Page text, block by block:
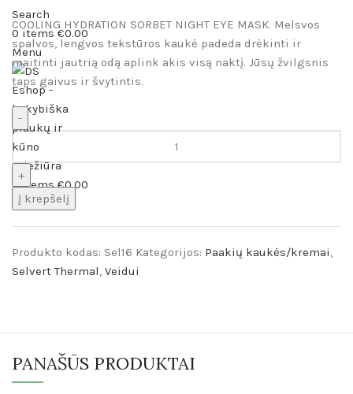
Search
0items €0.00
Menu
0items €0.00
COOLING HYDRATION SORBET NIGHT EYE MASK. Melsvos
spalvos, lengvos tekstūros kaukė padeda drėkinti ir
maitinti jautrią odą aplink akis visą naktį. Jūsų žvilgsnis
taps gaivus ir švytintis.
Į krepšelį
Produkto kodas: Sel16 Kategorijos: Paakių kaukės/kremai,
Selvert Thermal, Veidui
PANAŠŪS PRODUKTAI